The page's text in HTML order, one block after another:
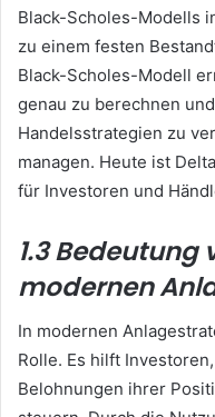
Black-Scholes-Modells
zu einem festen
Black-Scholes-Modell
genau zu berechnen
Handelsstrategien zu
managen. Heute ist
für Investoren und
1.3 Bedeutung
modernen
In modernen
Rolle. Es hilft
Belohnungen ihrer